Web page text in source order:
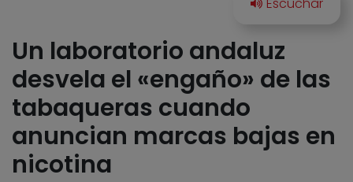
Un laboratorio andaluz
desvela el «engaño» de las
tabaqueras cuando
anuncian marcas bajas en
nicotina